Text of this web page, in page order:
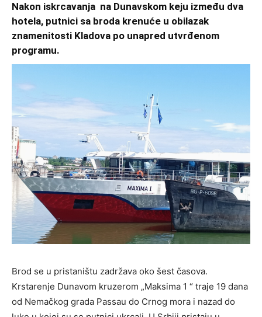
Nakon iskrcavanja na Dunavskom keju između dva
hotela, putnici sa broda krenuće u obilazak
znamenitosti Kladova po unapred utvrđenom
programu.
Brod se u pristaništu zadržava oko šest časova.
Krstarenje Dunavom kruzerom „Maksima 1 “ traje 19 dana
od Nemačkog grada Passau do Crnog mora i nazad do